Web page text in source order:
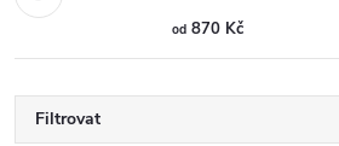
od 870 Kč
Filtrovat